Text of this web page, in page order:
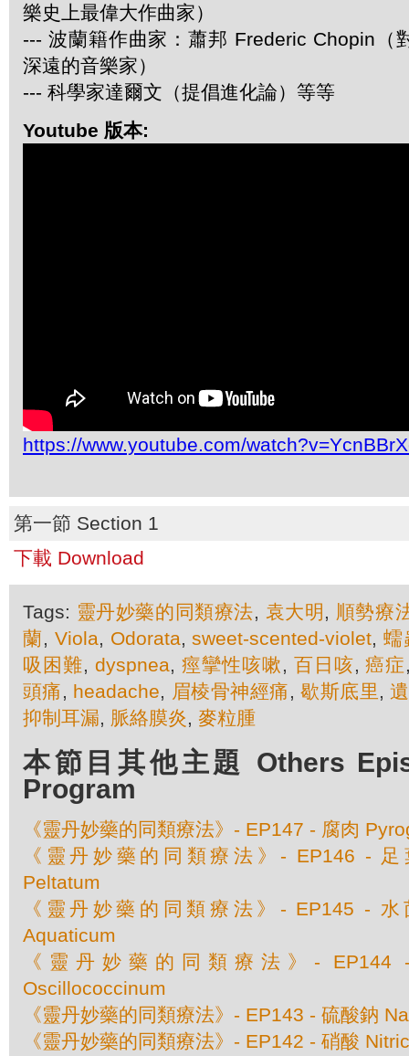
樂史上最偉大作曲家）
--- 波蘭籍作曲家：蕭邦 Frederic Chopin（
深遠的音樂家）
--- 科學家達爾文（提倡進化論）等等
Youtube 版本:
https://www.youtube.com/
第一節 Section 1
下載 Download
Tags: 靈丹妙藥的同類療法, 袁大明 , 順勢療
蘭, Viola, Odorata,sweet-scented-violet,蠕
吸困難, dyspnea, 痙攣性咳嗽, 百日咳,癌症
頭痛, headache, 眉棱骨神經痛,歇斯底里,
抑制耳漏, 脈絡膜炎, 麥粒腫
本節目其他主題 Others
Program
《靈丹妙藥的同類療法》- EP147 - 腐肉
《靈丹妙藥的同類療法》- EP146 - 足
Peltatum
《靈丹妙藥的同類療法》- EP145 - 水
Aquaticum
《靈丹妙藥的同類療法》-
Oscillococcinum
《靈丹妙藥的同類療法》- EP143 - 硫酸鈉
《靈丹妙藥的同類療法》- EP142 - 硝酸